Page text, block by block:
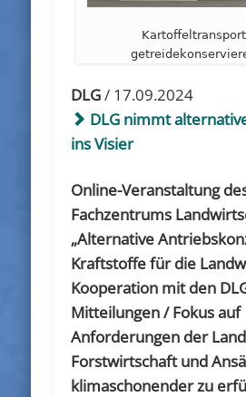
DLG/ 17.09.2024
DLG nimmt
ins Visier
Online-Veranstaltung
Fachzentrums
„Alternative
Kraftstoffe für die
Kooperation mit den
Mitteilungen / Fokus auf
Anforderungen der
Forstwirtschaft und
klimaschonender zu